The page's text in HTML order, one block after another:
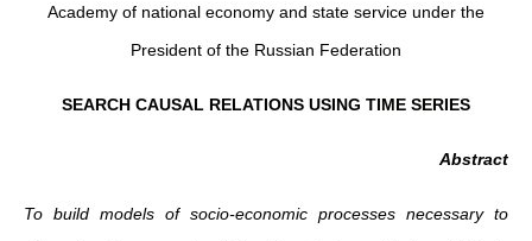
Academy of national economy and state service under the
President of the Russian Federation
SEARCH CAUSAL RELATIONS USING TIME SERIES
Abstract
To build models of socio-economic processes necessary to